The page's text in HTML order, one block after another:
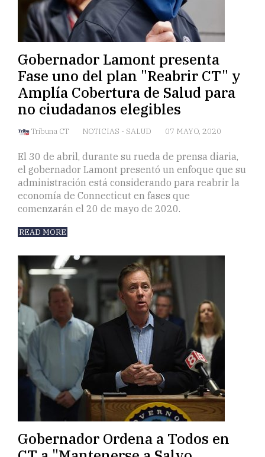
Gobernador Lamont presenta
Fase uno del plan "Reabrir CT" y
Amplía Cobertura de Salud para
no ciudadanos elegibles
Tribuna CT NOTICIAS - SALUD 07 MAYO, 2020
El 30 de abril, durante su rueda de prensa diaria,
el gobernador Lamont presentó un enfoque que su
administración está considerando para reabrir la
economía de Connecticut en fases que
comenzarán el 20 de mayo de 2020.
READ MORE
Gobernador Ordena a Todos en